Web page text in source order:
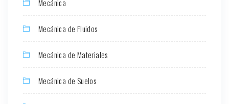
Mecánica
Mecánica de Fluidos
Mecánica de Materiales
Mecánica de Suelos